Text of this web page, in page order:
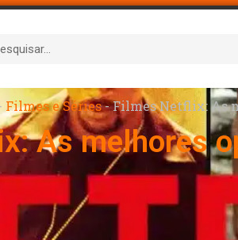
Filmes e Séries-Filmes Netflix: As
As melhores